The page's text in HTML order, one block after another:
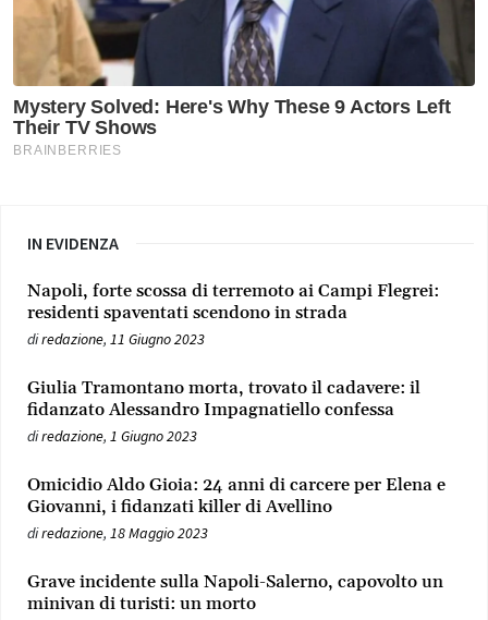
IN EVIDENZA
Napoli, forte scossa di terremoto ai Campi Flegrei:
residenti spaventati scendono in strada
diredazione, 11 Giugno 2023
Giulia Tramontano morta, trovato il cadavere: il
fidanzato Alessandro Impagnatiello confessa
diredazione, 1 Giugno 2023
Omicidio Aldo Gioia: 24 anni di carcere per Elena e
Giovanni, i fidanzati killer di Avellino
diredazione, 18 Maggio 2023
Grave incidente sulla Napoli-Salerno, capovolto un
minivan di turisti: un morto